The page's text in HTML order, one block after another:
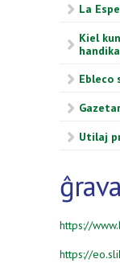
La
Kiel
Ebleco
Utilaj
https://
https://